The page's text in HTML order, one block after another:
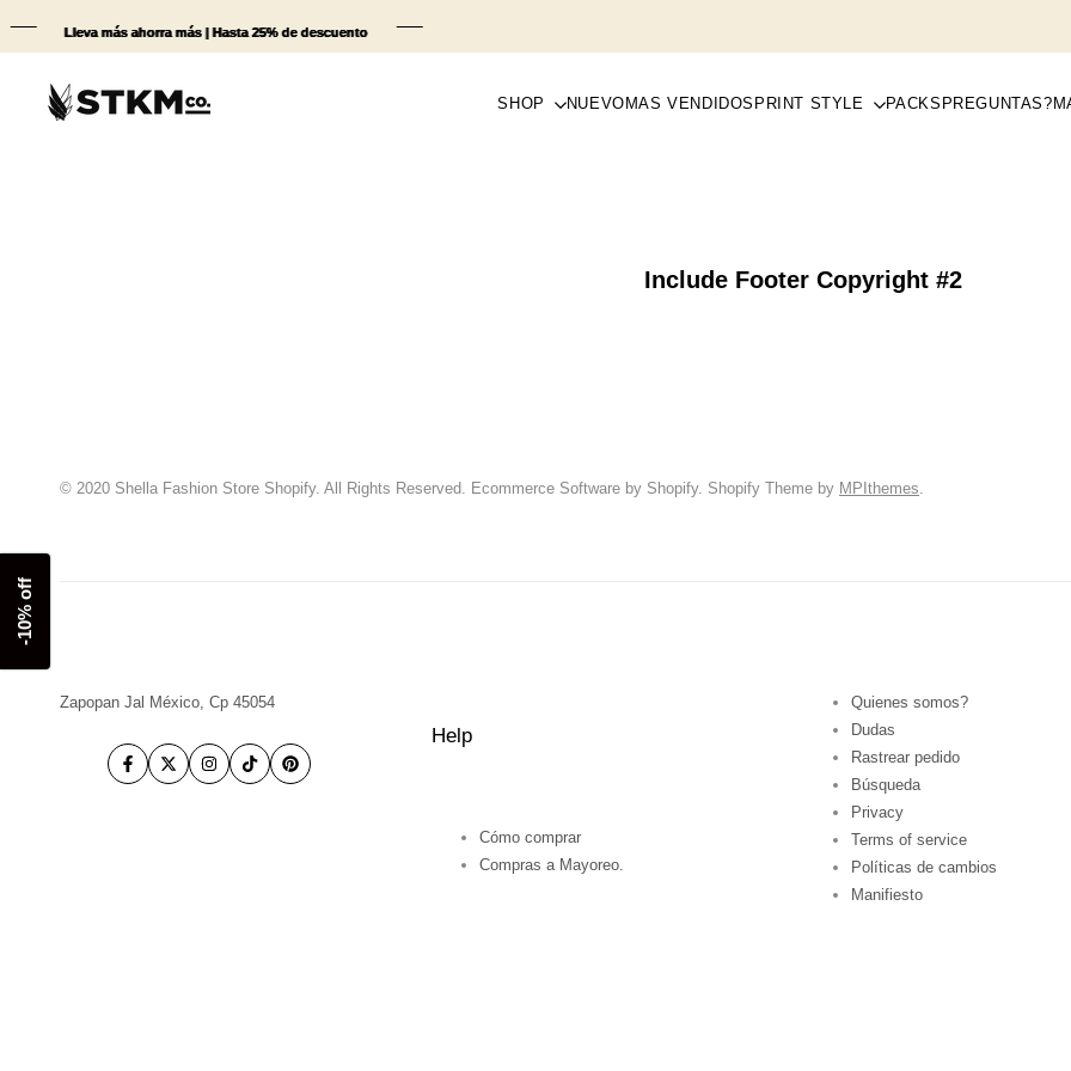
al
Lleva más ahorra más | Hasta 25% de descuento
Lleva más ahorra más | Hasta 25% de descuento
Lleva más ahorra más | Hasta 25% de descuento
Lleva más ahorra más | Hasta 25% de descuento
SHOP NUEVO MAS VENDIDOS PRINT STYLE PACKS PREGUNTAS?
Include Footer Copyright #2
© 2020 Shella Fashion Store Shopify. All Rights Reserved. Ecommerce Software by Shopify. Shopify Theme by MPIthemes.
Zapopan Jal México, Cp 45054
Facebook
TwitterInstagram
TikTokPinterest
Help
Cómo comprar
Compras a Mayoreo.
Quienes somos?
Dudas
Rastrear pedido
Búsqueda
Privacy
Terms of service
Políticas de cambios
Manifiesto
-10% off